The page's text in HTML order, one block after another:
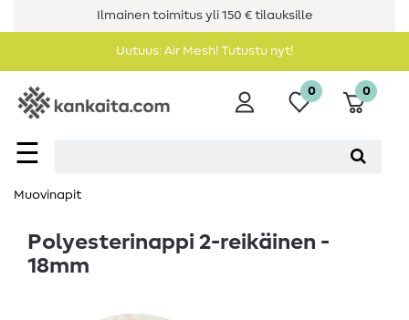
Ilmainen toimitus yli 150 € tilauksille
Uutuus: Air Mesh! Tutustu nyt!
☰
0 0
Muovinapit
Polyesterinappi 2-reikäinen -
18mm